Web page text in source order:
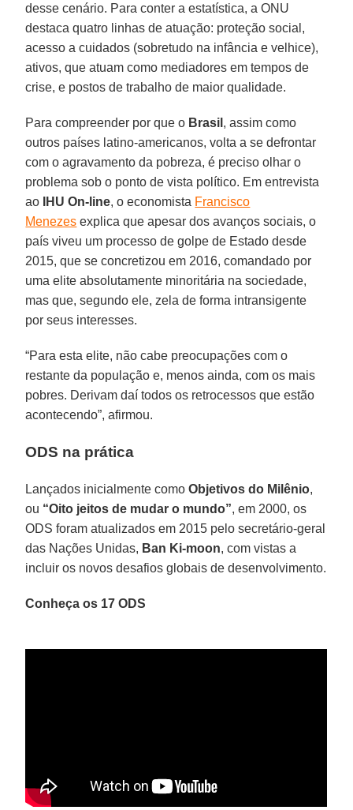
desse cenário. Para conter a estatística, a ONU
destaca quatro linhas de atuação: proteção social,
acesso a cuidados (sobretudo na infância e velhice),
ativos, que atuam como mediadores em tempos de
crise, e postos de trabalho de maior qualidade.
Para compreender por que o Brasil , assim como
outros países latino-americanos, volta a se defrontar
com o agravamento da pobreza, é preciso olhar o
problema sob o ponto de vista político. Em entrevista
ao
IHU On-line, o economista Francisco
Menezes explica que apesar dos avanços sociais, o
país viveu um processo de golpe de Estado desde
2015, que se concretizou em 2016, comandado por
uma elite absolutamente minoritária na sociedade,
mas que, segundo ele, zela de forma intransigente
por seus interesses.
“Para esta elite, não cabe preocupações com o
restante da população e, menos ainda, com os mais
pobres. Derivam daí todos os retrocessos que estão
acontecendo”, afirmou.
ODS na prática
Lançados inicialmente comoObjetivos do Milênio,
ou “Oito jeitos de mudar o mundo”, em 2000, os
ODS foram atualizados em 2015 pelo secretário-geral
das Nações Unidas, Ban Ki-moon, com vistas a
incluir os novos desafios globais de desenvolvimento.
Conheça os 17 ODS